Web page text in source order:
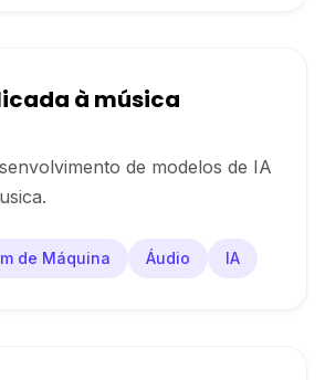
à música
de modelos de IA
de Máquina Áudio IA